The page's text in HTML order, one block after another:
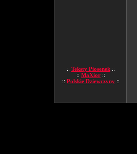
:: Teksty Piosenek ::
:: MaXior ::
:: Polskie Dziewczyny ::